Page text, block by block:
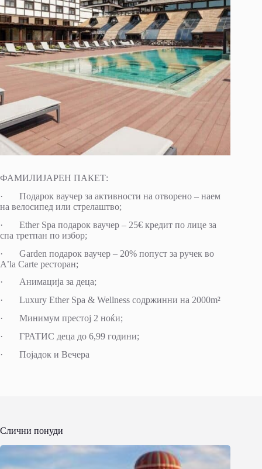
ФАМИЛИЈАРЕН ПАКЕТ:
· Подарок ваучер за активности на отворено – наем
на велосипед или стрелаштво;
· Ether Spa подарок ваучер – 25€ кредит по лице за
спа третпан по избор;
· Garden подарок ваучер – 20% попуст за ручек во
А’la Carte ресторан;
· Анимација за деца;
· Luxury Ether Spa & Wellness содржинни на 2000m²
· Минимум престој 2 ноќи;
· ГРАТИС деца до 6,99 години;
· Појадок и Вечера
Слични понуди